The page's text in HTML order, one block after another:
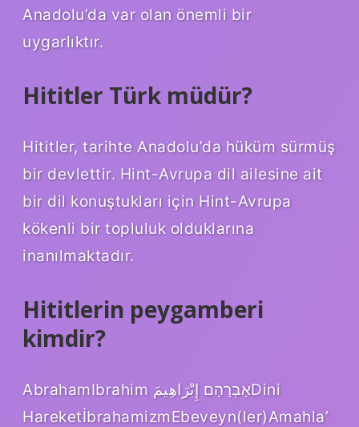
Anadolu’da var olan önemli bir
uygarlıktır.
Hititler Türk müdür?
Hititler, tarihte Anadolu’da hüküm sürmüş
bir devlettir. Hint-Avrupa dil ailesine ait
bir dil konuştukları için Hint-Avrupa
kökenli bir topluluk olduklarına
inanılmaktadır.
Hititlerin peygamberi
kimdir?
AbrahamIbrahim אַבְרָהָם إِبْرَاهِيمَDini
HareketİbrahamizmEbeveyn(ler)Amahla’